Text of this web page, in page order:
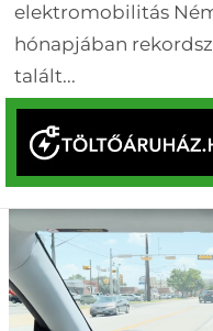
elektromobilitás
hónapjában
talált...